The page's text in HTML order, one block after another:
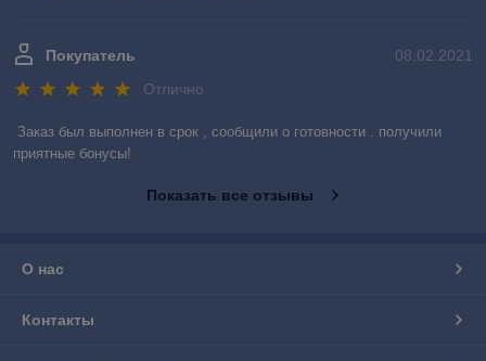
08.02.2021
Покупатель
Отлично
Заказ был выполнен в срок , сообщили о готовности . получили
приятные бонусы!
Показать все отзывы
О нас
Контакты